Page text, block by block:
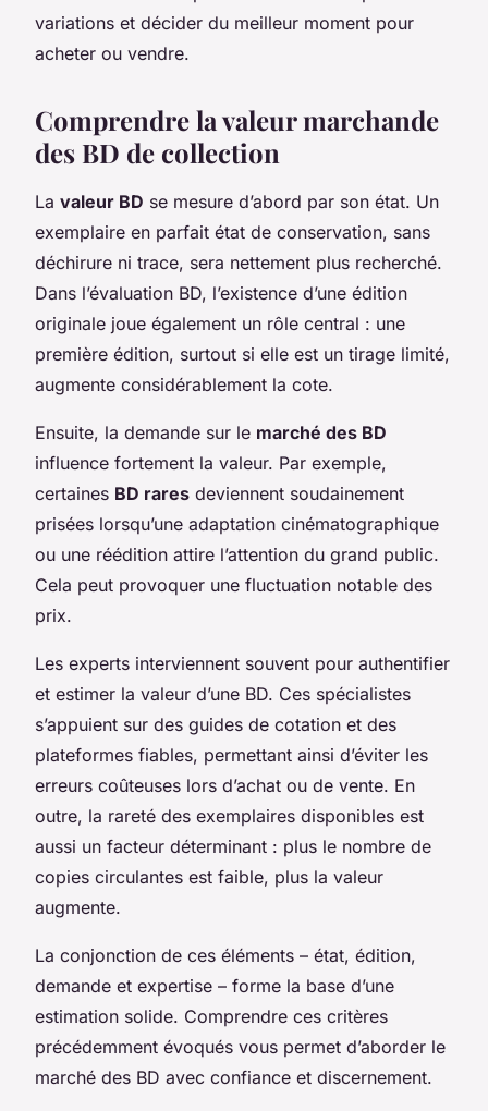
variations et décider du meilleur moment pour
acheter ou vendre.
Comprendre la valeur marchande
des BD de collection
La valeur BD se mesure d’abord par son état. Un
exemplaire en parfait état de conservation, sans
déchirure ni trace, sera nettement plus recherché.
Dans l’évaluation BD, l’existence d’une édition
originale joue également un rôle central : une
première édition, surtout si elle est un tirage limité,
augmente considérablement la cote.
Ensuite, la demande sur le marché des BD
influence fortement la valeur. Par exemple,
certaines BD rares deviennent soudainement
prisées lorsqu’une adaptation cinématographique
ou une réédition attire l’attention du grand public.
Cela peut provoquer une fluctuation notable des
prix.
Les experts interviennent souvent pour authentifier
et estimer la valeur d’une BD. Ces spécialistes
s’appuient sur des guides de cotation et des
plateformes fiables, permettant ainsi d’éviter les
erreurs coûteuses lors d’achat ou de vente. En
outre, la rareté des exemplaires disponibles est
aussi un facteur déterminant : plus le nombre de
copies circulantes est faible, plus la valeur
augmente.
La conjonction de ces éléments – état, édition,
demande et expertise – forme la base d’une
estimation solide. Comprendre ces critères
précédemment évoqués vous permet d’aborder le
marché des BD avec confiance et discernement.